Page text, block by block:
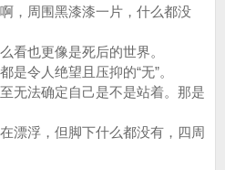
周围黑漆漆一片，什么都没
看也更像是死后的世界。
令人绝望且压抑的“无”。
法确定自己是不是站着。那是
漂浮，但脚下什么都没有，四周